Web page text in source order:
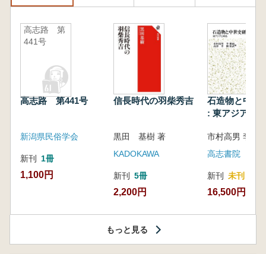
高志路 第
441号
高志路 第441号
新潟県民俗学会
新刊 1冊
1,100円
信長時代の羽柴秀吉
黒田 基樹 著
KADOKAWA
新刊 5冊
2,200円
石造物と中世
: 東アジアと
高志書院
新刊 未刊
16,500円
もっと見る